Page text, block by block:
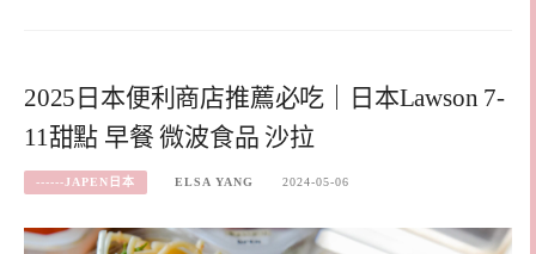
2025日本便利商店推薦必吃｜日本Lawson 7-
11甜點 早餐 微波食品 沙拉
------JAPEN日本 ELSA YANG 2024-05-06